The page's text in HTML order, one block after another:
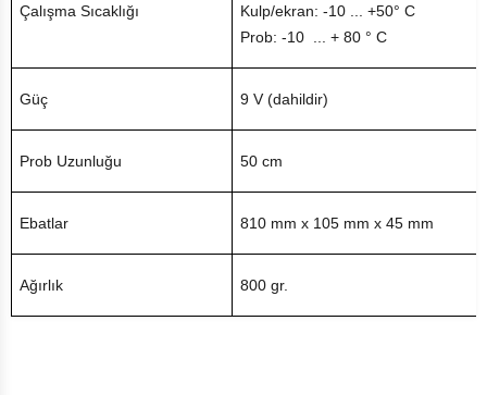
Çalışma Sıcaklığı
Kulp/ekran: -10 ... +50° C
Prob: -10 ... + 80 ° C
Güç 9 V (dahildir)
Prob Uzunluğu 50 cm
Ebatlar 810 mm x 105 mm x 45 mm
Ağırlık 800 gr.